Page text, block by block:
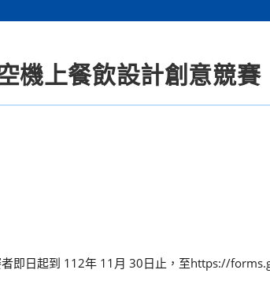
機上餐飲設計創意競賽
即日起到 112年 11月 30日止，至https://